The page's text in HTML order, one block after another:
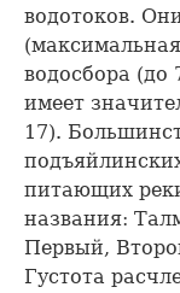
водотоков.
водосбора (до
имеет
17).
питающих
названия:
Первый,
Густота